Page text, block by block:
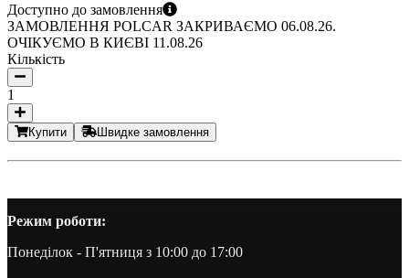
Доступно до замовлення
ЗАМОВЛЕННЯ POLCAR ЗАКРИВАЄМО 06.08.26.
ОЧІКУЄМО В КИЄВІ 11.08.26
Кількість
1
Купити Швидке замовлення
Режим роботи:
Понеділок - П'ятниця з 10:00 до 17:00